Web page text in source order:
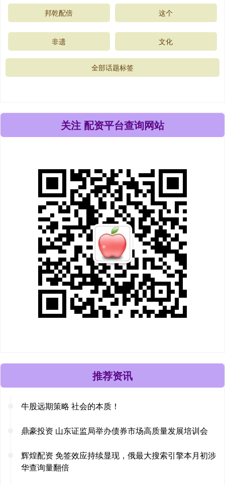
邦乾配倍 这个
非遗 文化
全部话题标签
关注 配资平台查询网站
推荐资讯
牛股远期策略 社会的本质！
鼎豪投资 山东证监局举办债券市场高质量发展培训会
辉煌配资 免签效应持续显现，俄最大搜索引擎本月初涉
华查询量翻倍